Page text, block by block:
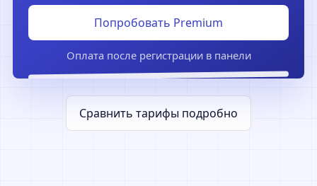
Попробовать Premium
Оплата после регистрации в панели
Сравнить тарифы подробно